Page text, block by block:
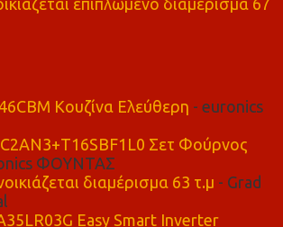
επιπλωμένο διαμέρισμα 67
Κουζίνα Ελεύθερη - euronics
Σετ Φούρνος
ΦΟΥΝΤΑΣ
διαμέρισμα 63 τ.μ - Grad
Easy Smart Inverter